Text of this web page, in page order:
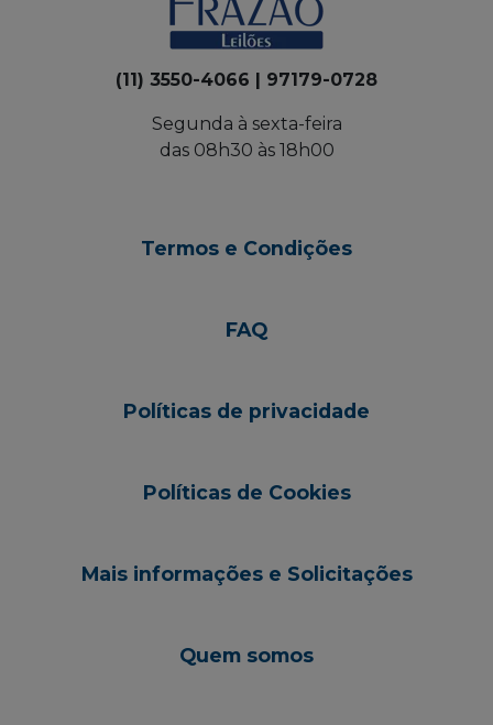
(11) 3550-4066 | 97179-0728
Segunda à sexta-feira
das 08h30 às 18h00
Termos e Condições
FAQ
Políticas de privacidade
Políticas de Cookies
Mais informações e Solicitações
Quem somos